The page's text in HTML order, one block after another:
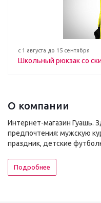
с 1 августа до 15 сентября
Школьный рюкзак со
О компании
Интернет-магазин Гуашь.
предпочтения: мужскую
праздник, детские
Подробнее